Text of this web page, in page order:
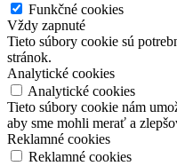
Funkčné cookies
Vždy zapnuté
Tieto súbory cookie sú
stránok.
Analytické cookies
Analytické cookies
Tieto súbory cookie nám
aby sme mohli merať a
Reklamné cookies
Reklamné cookies